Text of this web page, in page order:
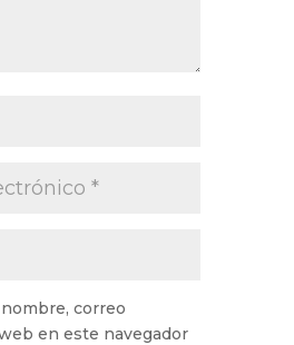
correo
en este navegador